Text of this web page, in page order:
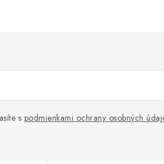
s podmienkami ochrany osobných